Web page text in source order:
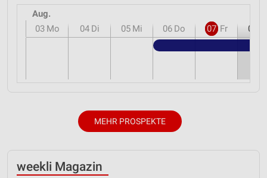
Aug.
03 Mo 04 Di 05 Mi 06 Do 07 Fr 08
MEHR PROSPEKTE
weekli Magazin